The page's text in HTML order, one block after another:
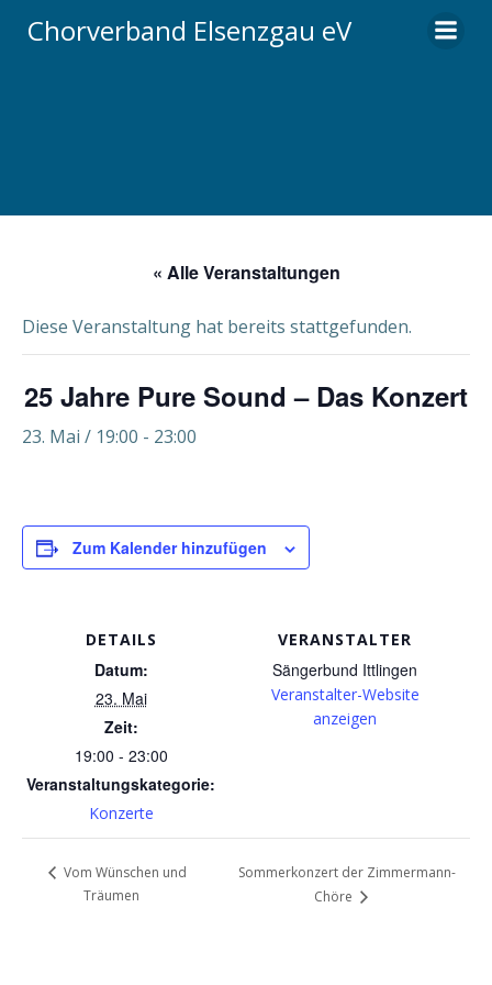
Inhalt
Chorverband Elsenzgau eV
« Alle Veranstaltungen
Diese Veranstaltung hat bereits stattgefunden.
25 Jahre Pure Sound – Das Konzert
23. Mai / 19:00 - 23:00
Zum Kalender hinzufügen
DETAILS
Datum:
23. Mai
Zeit:
19:00 - 23:00
Veranstaltungskategorie:
Konzerte
VERANSTALTER
Sängerbund Ittlingen
Veranstalter-Website
anzeigen
Vom Wünschen und
Träumen
Sommerkonzert der Zimmermann-
Chöre